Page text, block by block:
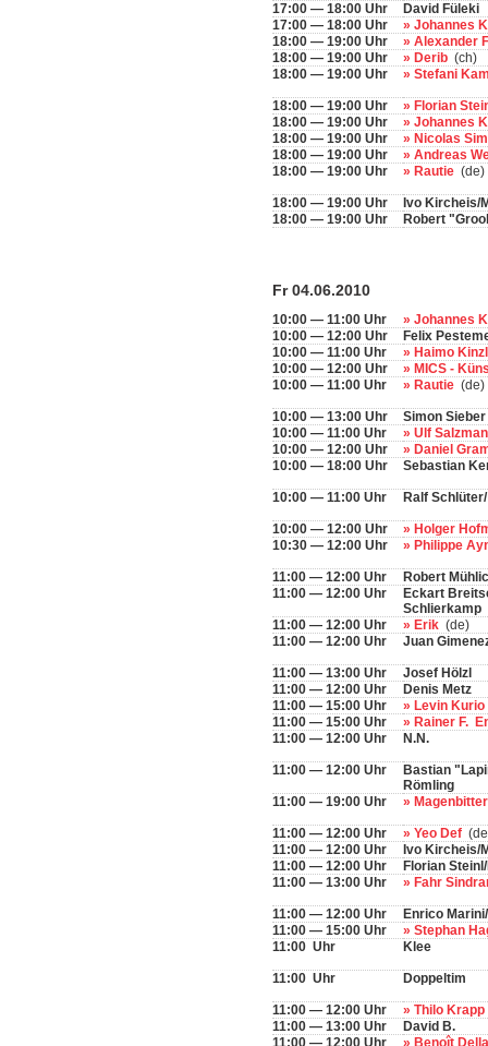
17:00 — 18:00 Uhr
David Füleki
17:00 — 18:00 Uhr
» Johannes
18:00 — 19:00 Uhr
» Alexander
18:00 — 19:00 Uhr
» Derib (ch)
18:00 — 19:00 Uhr
» Stefani
18:00 — 19:00 Uhr
» Florian
18:00 — 19:00 Uhr
» Johannes
18:00 — 19:00 Uhr
» Nicolas
18:00 — 19:00 Uhr
» Andreas
18:00 — 19:00 Uhr
» Rautie (de)
18:00 — 19:00 Uhr
Ivo Kircheis/
18:00 — 19:00 Uhr
Robert
Fr 04.06.2010
10:00 — 11:00 Uhr
» Johannes
10:00 — 12:00 Uhr
Felix
10:00 — 11:00 Uhr
» Haimo
10:00 — 12:00 Uhr
» MICS -
10:00 — 11:00 Uhr
» Rautie (de)
10:00 — 13:00 Uhr
Simon Sieber
10:00 — 11:00 Uhr
» Ulf
10:00 — 12:00 Uhr
» Daniel
10:00 — 18:00 Uhr
Sebastian
10:00 — 11:00 Uhr Ralf
10:00 — 12:00 Uhr
» Holger
10:30 — 12:00 Uhr
» Philippe
11:00 — 12:00 Uhr
Robert
11:00 — 12:00 Uhr
Eckart
Schlierkamp
11:00 — 12:00 Uhr
» Erik (de)
11:00 — 12:00 Uhr
Juan
11:00 — 13:00 Uhr
Josef Hölzl
11:00 — 12:00 Uhr
Denis Metz
11:00 — 15:00 Uhr
» Levin Kurio
11:00 — 15:00 Uhr
» Rainer F.
11:00 — 12:00 Uhr
N.N.
11:00 — 12:00 Uhr
Bastian
Römling
11:00 — 19:00 Uhr
»
11:00 — 12:00 Uhr » Yeo Def
11:00 — 12:00 Uhr
Ivo Kircheis/
11:00 — 12:00 Uhr
Florian
11:00 — 13:00 Uhr
» Fahr
11:00 — 12:00 Uhr
Enrico
11:00 — 15:00 Uhr
» Stephan
11:00 Uhr
Klee
11:00 Uhr Doppeltim
11:00 — 12:00 Uhr
» Thilo Krapp
11:00 — 13:00 Uhr
David B.
11:00 — 12:00 Uhr
» Benoît